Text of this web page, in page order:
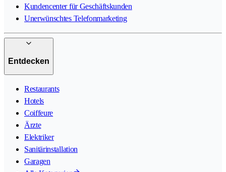
Kundencenter für Geschäftskunden
Unerwünschtes Telefonmarketing
Entdecken
Restaurants
Hotels
Coiffeure
Ärzte
Elektriker
Sanitärinstallation
Garagen